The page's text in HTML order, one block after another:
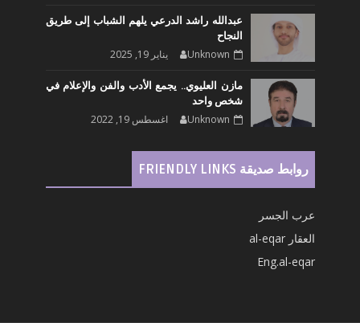
عبدالله راشد الدرعي يلهم الشباب إلى طريق
النجاح
Unknown يناير 19, 2025
مازن العليوي.. يجمع الأدب والفن والإعلام في
شخص واحد
Unknown اغسطس 19, 2022
روابط صديقة FRIENDLY LINKS
عرب الجسر
العقار al-eqar
Eng.al-eqar